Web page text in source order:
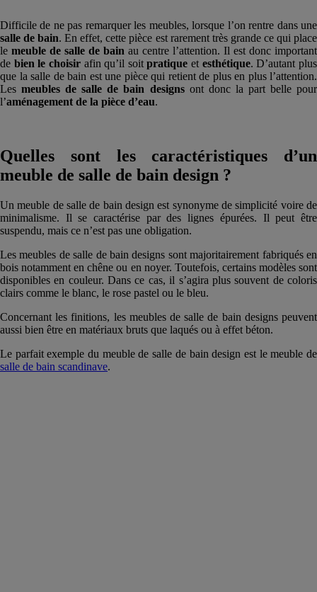
Difficile de ne pas remarquer les meubles, lorsque l’on rentre dans une
salle de bain. En effet, cette pièce est rarement très grande ce qui place
le meuble de salle de bain au centre l’attention. Il est donc important
de bien le choisirafin qu’il soitpratique et esthétique. D’autant plus
que la salle de bain est une pièce qui retient de plus en plus l’attention.
Lesmeubles de salle de bain designsont donc la part belle pour
l’aménagement de la pièce d’eau.
Quelles sont les caractéristiques d’un
meuble de salle de bain design ?
Un meuble de salle de bain design est synonyme de simplicité voire de
minimalisme. Il se caractérise par des lignes épurées. Il peut être
suspendu, mais ce n’est pas une obligation.
Les meubles de salle de bain designs sont majoritairement fabriqués en
bois notamment en chêne ou en noyer. Toutefois, certains modèles sont
disponibles en couleur. Dans ce cas, il s’agira plus souvent de coloris
clairs comme le blanc, le rose pastel ou le bleu.
Concernant les finitions, les meubles de salle de bain designs peuvent
aussi bien être en matériaux bruts que laqués ou à effet béton.
Le parfait exemple du meuble de salle de bain design est le meuble de
salle de bain scandinave.